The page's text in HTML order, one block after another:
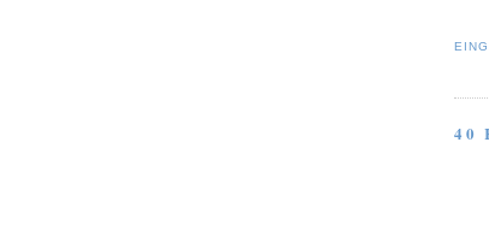
40